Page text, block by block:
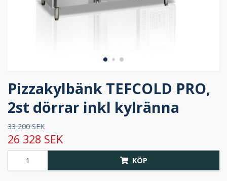
Pizzakylbänk TEFCOLD PRO,
2st dörrar inkl kylränna
33 200 SEK
26 328 SEK
KÖP